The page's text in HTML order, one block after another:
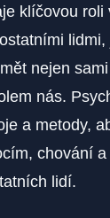
klíčovou roli
lidmi,
nejen
nás.
a metody,
chování
lidí.